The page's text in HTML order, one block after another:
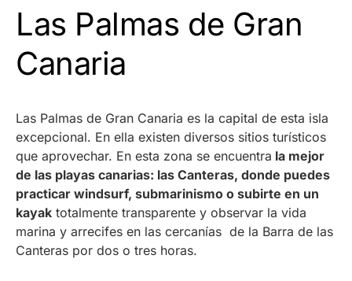
Las Palmas de Gran
Canaria
Las Palmas de Gran Canaria es la capital de esta isla
excepcional. En ella existen diversos sitios turísticos
que aprovechar. En esta zona se encuentra la mejor
de las playas canarias: las Canteras, donde puedes
practicar windsurf, submarinismo o subirte en un
kayak totalmente transparente y observar la vida
marina y arrecifes en las cercanías de la Barra de las
Canteras por dos o tres horas.